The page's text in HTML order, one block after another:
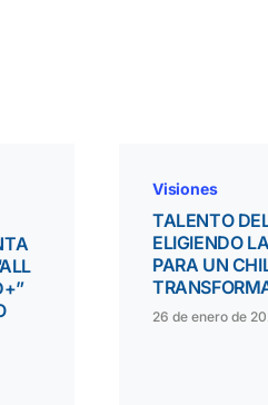
Visiones
TALENTO
ELIGIENDO
PARA UN
26 de enero de